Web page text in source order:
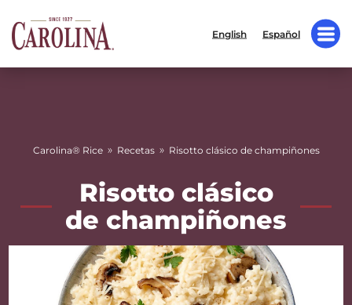
English Español
Carolina® Rice » Recetas » Risotto clásico de champiñones
Risotto clásico
de champiñones